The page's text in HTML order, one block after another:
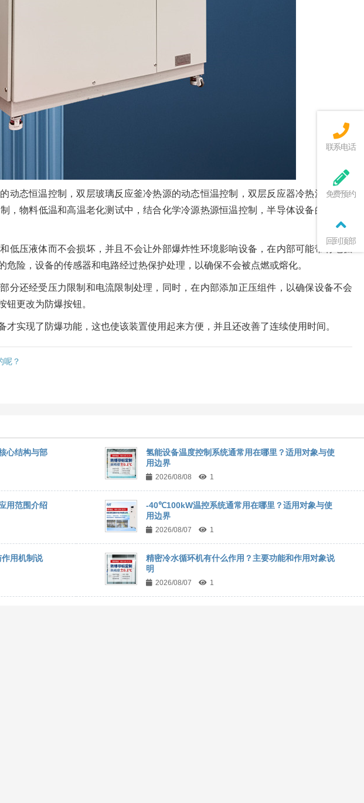
动态恒温控制，双层玻璃反应釜冷热源的动态恒温控制，双层反应器冷热源的动态
，物料低温和高温老化测试中，结合化学冷源热源恒温控制，半导体设备的冷却和
低压液体而不会损坏，并且不会让外部爆炸性环境影响设备，在内部可能带有电弧
险，设备的传感器和电路经过热保护处理，以确保不会被点燃或熔化。
分还经受压力限制和电流限制处理，同时，在内部添加正压组件，以确保设备不会
钮更改为防爆按钮。
实现了防爆功能，这也使该装置使用起来方便，并且还改善了连续使用时间。
呢？
心结构与部
氢能设备温度控制系统通常用在哪里？适用对象与使
用边界
2026/08/08 1
用范围介绍
-40℃100kW温控系统通常用在哪里？适用对象与使
用边界
2026/08/07 1
用机制说
精密冷水循环机有什么作用？主要功能和作用对象说
明
2026/08/07 1
联系电话
免费预约
回到顶部